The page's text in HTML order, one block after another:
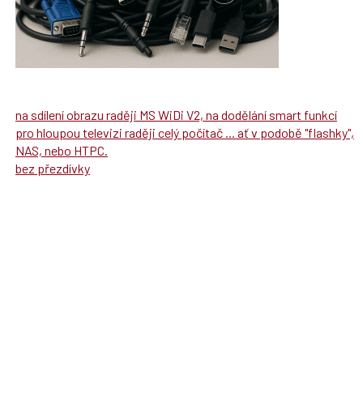
na sdílení obrazu raději MS WiDi V2, na dodělání smart funkcí
pro hloupou televizi raději celý počítač ... ať v podobě "flashky",
NAS, nebo HTPC.
bez přezdívky